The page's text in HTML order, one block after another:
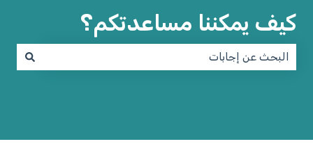
كيف يمكننا مساعدتكم؟